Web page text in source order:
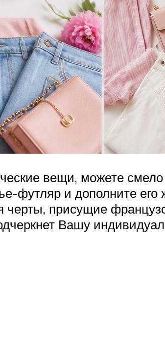
вещи, можете
футляр и дополните его
присущие
Вашу